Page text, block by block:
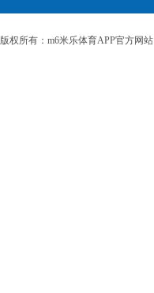
版权所有：m6米乐体育APP官方网站